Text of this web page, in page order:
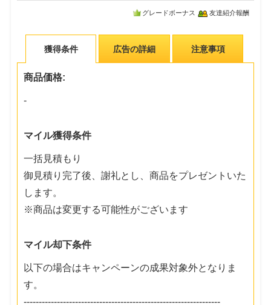
グレードボーナス 友達紹介報酬
獲得条件 広告の詳細 注意事項
商品価格:
-
マイル獲得条件
一括見積もり
御見積り完了後、謝礼とし、商品をプレゼントいた
します。
※商品は変更する可能性がございます
マイル却下条件
以下の場合はキャンペーンの成果対象外となりま
す。
-----------------------------------------------------------------